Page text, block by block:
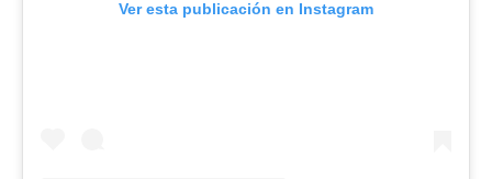
Ver esta publicación en Instagram